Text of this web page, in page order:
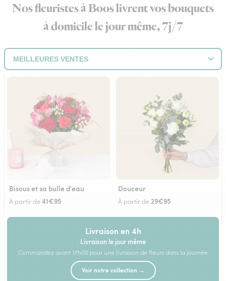
Nos fleuristes à Boos livrent vos bouquets
à domicile le jour même, 7j/7
Bisous et sa bulle d'eau
À partir de41€95
Douceur
À partir de 29€95
Livraison en 4h
Livraison le jour même
Commandez avant 17h00 pour une livraison de fleurs dans la journée
Voir notre collection →